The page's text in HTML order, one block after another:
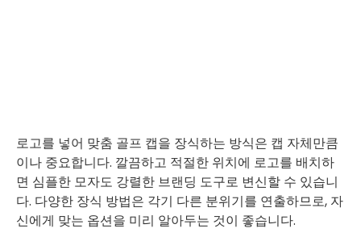
로고를 넣어 맞춤 골프 캡을 장식하는 방식은 캡 자체만큼
이나 중요합니다. 깔끔하고 적절한 위치에 로고를 배치하
면 심플한 모자도 강렬한 브랜딩 도구로 변신할 수 있습니
다. 다양한 장식 방법은 각기 다른 분위기를 연출하므로, 자
신에게 맞는 옵션을 미리 알아두는 것이 좋습니다.